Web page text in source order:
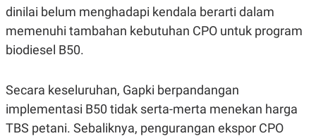
dinilai belum menghadapi kendala berarti dalam
memenuhi tambahan kebutuhan CPO untuk program
biodiesel B50.
Secara keseluruhan, Gapki berpandangan
implementasi B50 tidak serta-merta menekan harga
TBS petani. Sebaliknya, pengurangan ekspor CPO